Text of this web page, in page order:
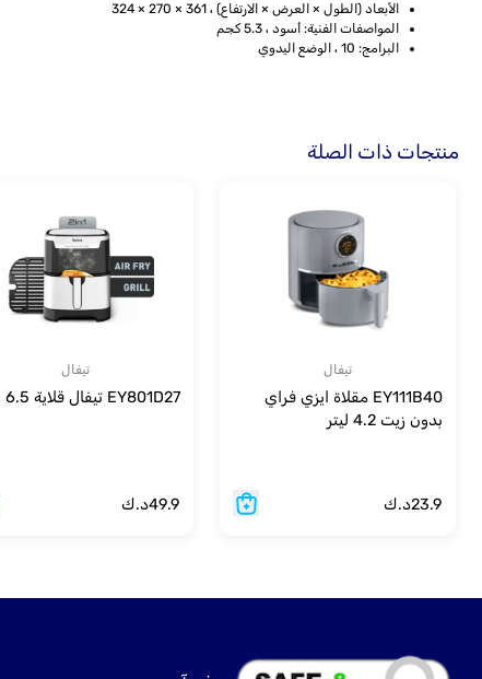
الأبعاد (الطول × العرض × الارتفاع) ، 361 × 270 × 324
المواصفات الفنية: أسود ، 5.3 كجم
البرامج: 10 ، الوضع اليدوي
منتجات ذات الصلة
تيفال
EY111B40 مقلاة ايزي فراي
بدون زيت 4.2 ليتر
23.9د.ك
تيفال
EY801D27 تيفال قلاية 6.5 ليتر
49.9د.ك